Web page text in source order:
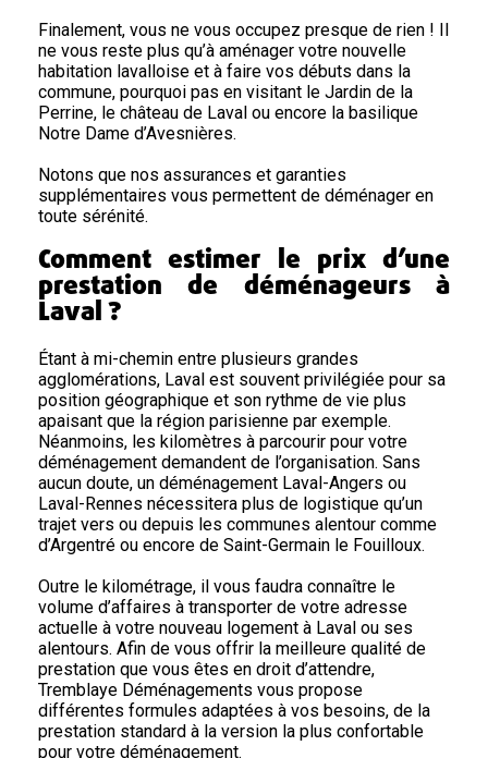
Finalement, vous ne vous occupez presque de rien ! Il
ne vous reste plus qu’à aménager votre nouvelle
habitation lavalloise et à faire vos débuts dans la
commune, pourquoi pas en visitant le Jardin de la
Perrine, le château de Laval ou encore la basilique
Notre Dame d’Avesnières.
Notons que nos assurances et garanties
supplémentaires vous permettent de déménager en
toute sérénité.
Comment estimer le prix d’une
prestation de déménageurs à
Laval ?
Étant à mi-chemin entre plusieurs grandes
agglomérations, Laval est souvent privilégiée pour sa
position géographique et son rythme de vie plus
apaisant que la région parisienne par exemple.
Néanmoins, les kilomètres à parcourir pour votre
déménagement demandent de l’organisation. Sans
aucun doute, un déménagement Laval-Angers ou
Laval-Rennes nécessitera plus de logistique qu’un
trajet vers ou depuis les communes alentour comme
d’Argentré ou encore de Saint-Germain le Fouilloux.
Outre le kilométrage, il vous faudra connaître le
volume d’affaires à transporter de votre adresse
actuelle à votre nouveau logement à Laval ou ses
alentours. Afin de vous offrir la meilleure qualité de
prestation que vous êtes en droit d’attendre,
Tremblaye Déménagements vous propose
différentes formules adaptées à vos besoins, de la
prestation standard à la version la plus confortable
pour votre déménagement.